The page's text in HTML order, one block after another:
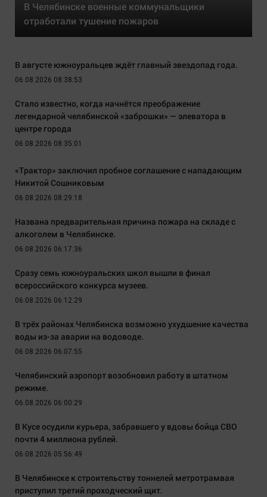
В Челябинске военные коммунальщики
отработали тушение пожаров
В августе южноуральцев ждёт главный звездопад года.
06.08.2026 08:38:53
Стало известно, когда начнётся преображение
легендарной челябинской «заброшки» — элеватора в
центре города
06.08.2026 08:35:01
«Трактор» заключил пробное соглашение с нападающим
Никитой Сошниковым
06.08.2026 08:29:18
Названа предварительная причина пожара на складе с
алкоголем в Челябинске.
06.08.2026 06:17:36
Сразу семь южноуральских школ вышли в финал
всероссийского конкурса музеев.
06.08.2026 06:12:29
В трёх районах Челябинска возможно ухудшение качества
воды из-за аварии на водоводе.
06.08.2026 06:07:55
Челябинский аэропорт возобновил работу в штатном
режиме.
06.08.2026 06:00:29
В Кусе осудили курьера, забравшего у вдовы бойца СВО
почти 4 миллиона рублей.
06.08.2026 05:56:49
В Челябинске к строительству тоннелей метротрамвая
приступил третий проходческий щит.